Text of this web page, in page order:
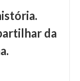
da